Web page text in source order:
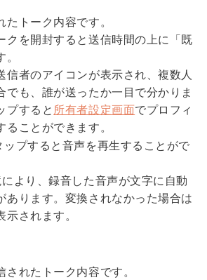
トーク内容です。
クを開封すると送信時間の上に「既
信者のアイコンが表示され、複数人
でも、誰が送ったか一目で分かりま
プすると所有者設定画面でプロフィ
ことができます。
ップすると音声を再生することがで
より、録音した音声が文字に自動
あります。変換されなかった場合は
されます。
されたトーク内容です。